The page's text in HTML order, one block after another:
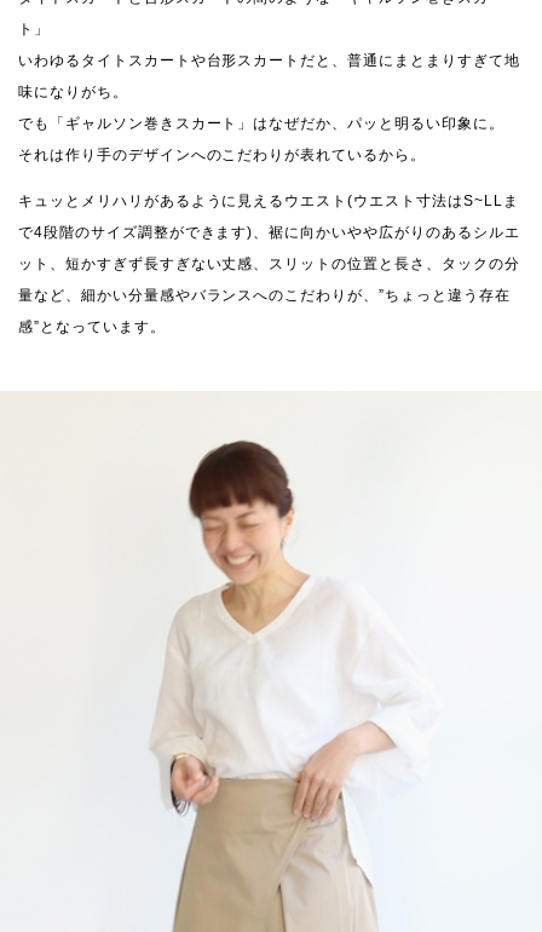
ト」
いわゆるタイトスカートや台形スカートだと、普通にまとまりすぎて地
味になりがち。
でも「ギャルソン巻きスカート」はなぜだか、パッと明るい印象に。
それは作り手のデザインへのこだわりが表れているから。
キュッとメリハリがあるように見えるウエスト(ウエスト寸法はS~LLま
で4段階のサイズ調整ができます)、裾に向かいやや広がりのあるシルエ
ット、短かすぎず長すぎない丈感、スリットの位置と長さ、タックの分
量など、細かい分量感やバランスへのこだわりが、”ちょっと違う存在
感”となっています。